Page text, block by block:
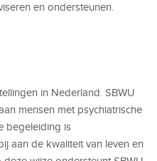
en ondersteunen.
in Nederland. SBWU
mensen met psychiatrische
begeleiding is
aan de kwaliteit van leven en